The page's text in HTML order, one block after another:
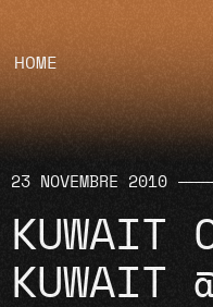
HOME
23 NOVEMBRE 2010
KUWAIT
KUWAIT